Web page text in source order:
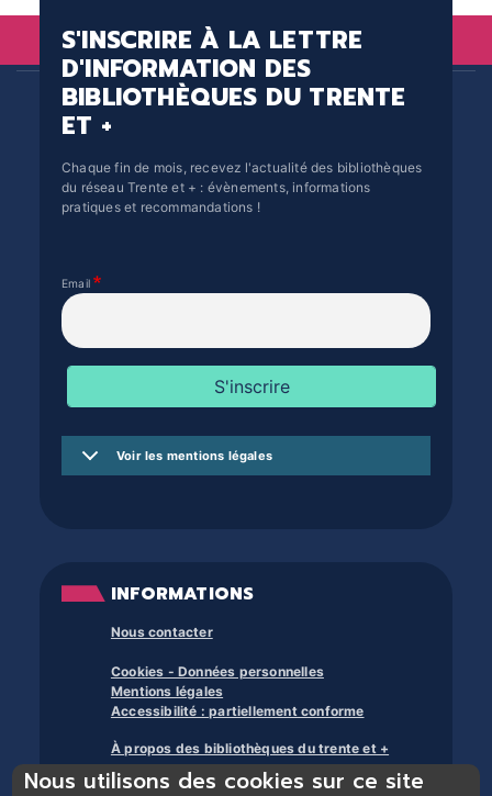
S'INSCRIRE À LA LETTRE
D'INFORMATION DES
BIBLIOTHÈQUES DU TRENTE
ET +
Chaque fin de mois, recevez l'actualité des bibliothèques
du réseau Trente et + : évènements, informations
pratiques et recommandations !
Email
Voir les mentions légales
INFORMATIONS
Nous contacter
Cookies - Données personnelles
Mentions légales
Accessibilité : partiellement conforme
À propos des bibliothèques du trente et +
Nous utilisons des cookies sur ce site